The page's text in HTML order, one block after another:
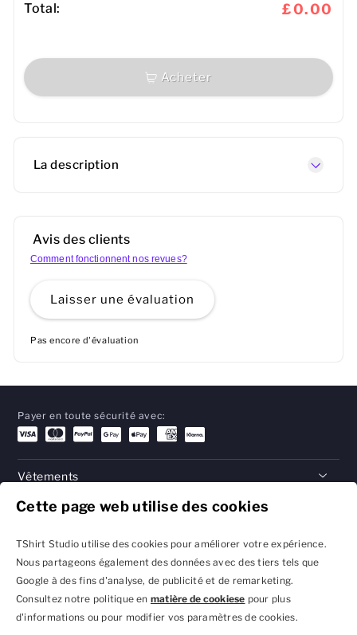
Cette page web utilise des cookies
TShirt Studio utilise des cookies pour améliorer votre expérience.
Nous partageons également des données avec des tiers tels que
Google à des fins d'analyse, de publicité et de remarketing.
Consultez notre politique en matière de cookiese pour plus
d'informations ou pour modifier vos paramètres de cookies.
Total: £0.00
Acheter
La description
Avis des clients
Comment fonctionnent nos revues?
Laisser une évaluation
Pas encore d'évaluation
Payer en toute sécurité avec:
Vêtements
Cadeaux
Aide
Politique de confidentialité
et réglages des cookies
Conditions générales